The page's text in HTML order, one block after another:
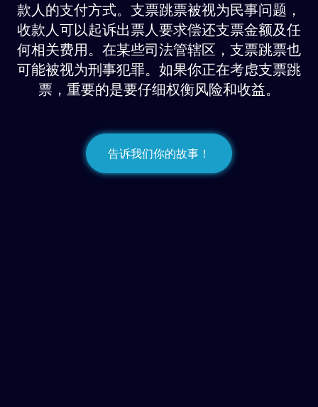
款人的支付方式。支票跳票被视为民事问题，
收款人可以起诉出票人要求偿还支票金额及任
何相关费用。在某些司法管辖区，支票跳票也
可能被视为刑事犯罪。如果你正在考虑支票跳
票，重要的是要仔细权衡风险和收益。
告诉我们你的故事！